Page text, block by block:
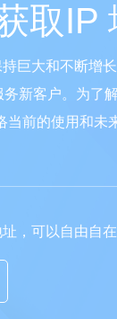
取IP
巨大和不断增
新客户。为了
前的使用和未
，可以自由自